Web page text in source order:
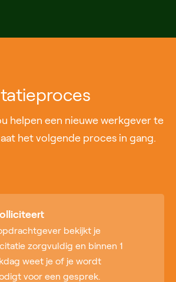
helpen een nieuwe werkgever te
het volgende proces in gang.
bekijkt je
zorgvuldig en binnen 1
weet je of je wordt
voor een gesprek.